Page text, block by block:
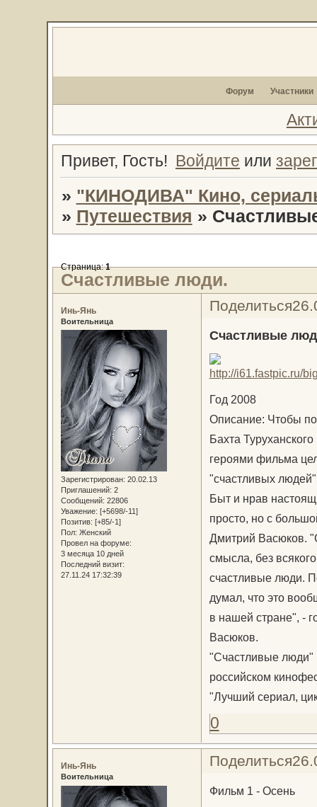
Форум Участники
Привет, Гость! Войдите или
» "КИНОДИВА" Кино,
» Путешествия »
Счастливые люди.
Страница:1
Поделиться
Инь-Янь
Воительница
Зарегистрирован: 20.02.13
Приглашений: 2
Сообщений: 22806
Уважение: [+5698/-11]
Позитив: [+85/-1]
Пол: Женский
Провел на форуме:
3 месяца 10 дней
Последний визит:
27.11.24 17:32:39
Счастливые
Год 2008
Описание: Чтобы
Бахта
героями фильма
"счастливых
Быт и нрав
просто, но с
Дмитрий Васюков.
смысла, без
счастливые люди.
думал, что это
в нашей стране", -
Васюков.
"Счастливые люди"
российском
"Лучший сериал,
0
Поделиться
Инь-Янь
Воительница
Фильм 1 - Осень